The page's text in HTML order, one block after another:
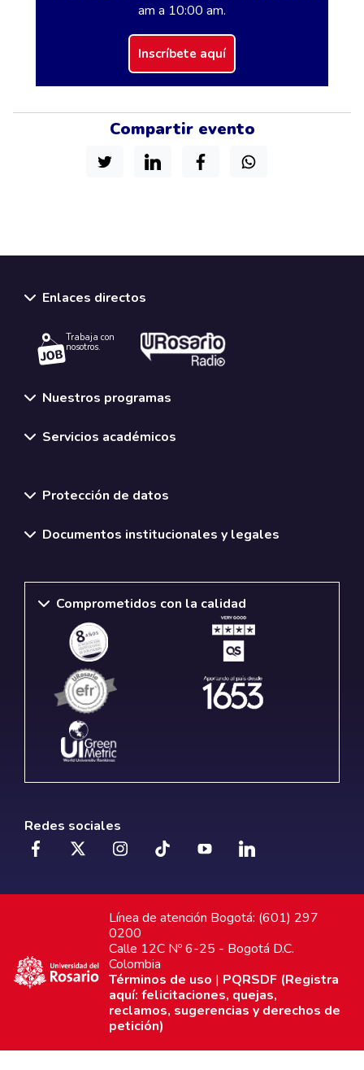
am a 10:00 am.
Inscríbete aquí
Compartir evento
Enlaces directos
Trabaja con
nosotros.
Nuestros programas
Servicios académicos
Protección de datos
Documentos institucionales y legales
Comprometidos con la calidad
Redes sociales
Línea de atención Bogotá: (601) 297
0200
Calle 12C Nº 6-25 - Bogotá D.C.
Colombia
Términos de uso | PQRSDF (Registra
aquí: felicitaciones, quejas,
reclamos, sugerencias y derechos de
petición)